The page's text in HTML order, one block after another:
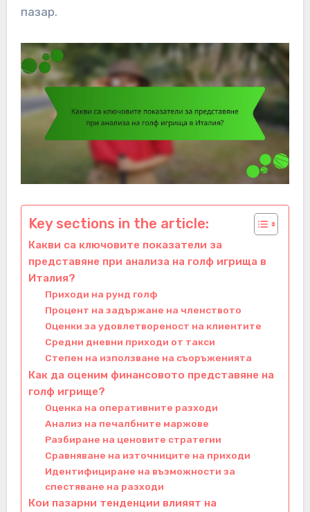
пазар.
Key sections in the article:
Какви са ключовите показатели за
представяне при анализа на голф игрища в
Италия?
Приходи на рунд голф
Процент на задържане на членството
Оценки за удовлетвореност на клиентите
Средни дневни приходи от такси
Степен на използване на съоръженията
Как да оценим финансовото представяне на
голф игрище?
Оценка на оперативните разходи
Анализ на печалбните маржове
Разбиране на ценовите стратегии
Сравняване на източниците на приходи
Идентифициране на възможности за
спестяване на разходи
Кои пазарни тенденции влияят на